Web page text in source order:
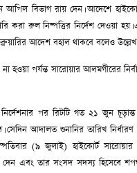
বিভাগ রায় দেন। আদেশে
করা রুল নিষ্পত্তির নির্দেশ দেওয়া
আদেশ বহাল থাকবে বলেও
হওয়া পর্যন্ত সারোয়ার আলমগীরের
পর রিটটি গত ২১ জুন চূড়ান্ত
সেদিন আদালত শুনানির তারিখ নির্ধারণ
(৯ জুলাই) হাইকোর্ট সারোয়ার
এবং তার সংসদ সদস্য হিসেবে